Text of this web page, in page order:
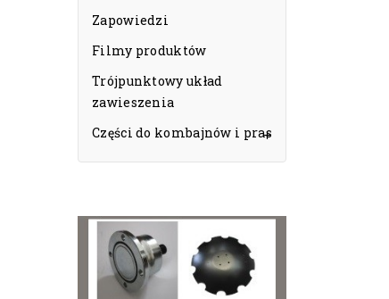
Zapowiedzi
Filmy produktów
Trójpunktowy układ
zawieszenia
Części do kombajnów i pras
